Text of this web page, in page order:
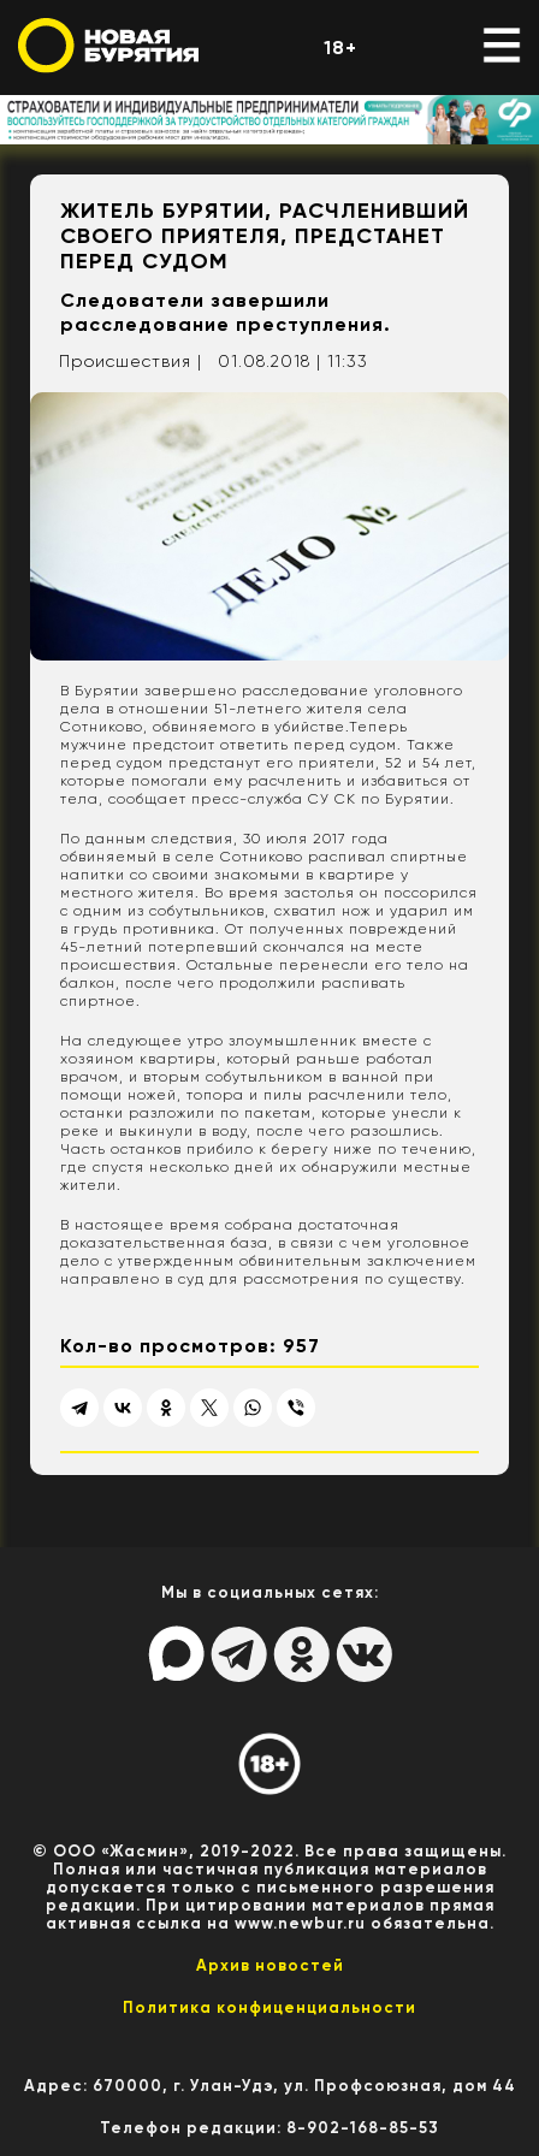
18+
ЖИТЕЛЬ БУРЯТИИ, РАСЧЛЕНИВШИЙ
СВОЕГО ПРИЯТЕЛЯ, ПРЕДСТАНЕТ
ПЕРЕД СУДОМ
Следователи завершили
расследование преступления.
Происшествия | 01.08.2018 | 11:33
В Бурятии завершено расследование уголовного
дела в отношении 51-летнего жителя села
Сотниково, обвиняемого в убийстве.Теперь
мужчине предстоит ответить перед судом. Также
перед судом предстанут его приятели, 52 и 54 лет,
которые помогали ему расчленить и избавиться от
тела, сообщает пресс-служба СУ СК по Бурятии.
По данным следствия, 30 июля 2017 года
обвиняемый в селе Сотниково распивал спиртные
напитки со своими знакомыми в квартире у
местного жителя. Во время застолья он поссорился
с одним из собутыльников, схватил нож и ударил им
в грудь противника. От полученных повреждений
45-летний потерпевший скончался на месте
происшествия. Остальные перенесли его тело на
балкон, после чего продолжили распивать
спиртное.
На следующее утро злоумышленник вместе с
хозяином квартиры, который раньше работал
врачом, и вторым собутыльником в ванной при
помощи ножей, топора и пилы расчленили тело,
останки разложили по пакетам, которые унесли к
реке и выкинули в воду, после чего разошлись.
Часть останков прибило к берегу ниже по течению,
где спустя несколько дней их обнаружили местные
жители.
В настоящее время собрана достаточная
доказательственная база, в связи с чем уголовное
дело с утвержденным обвинительным заключением
направлено в суд для рассмотрения по существу.
Кол-во просмотров: 957
Мы в социальных сетях:
© ООО «Жасмин», 2019-2022. Все права защищены.
Полная или частичная публикация материалов
допускается только с письменного разрешения
редакции. При цитировании материалов прямая
активная ссылка на www.newbur.ru обязательна.
Архив новостей
Политика конфиценциальности
Адрес: 670000, г. Улан-Удэ, ул. Профсоюзная, дом 44
Телефон редакции: 8-902-168-85-53